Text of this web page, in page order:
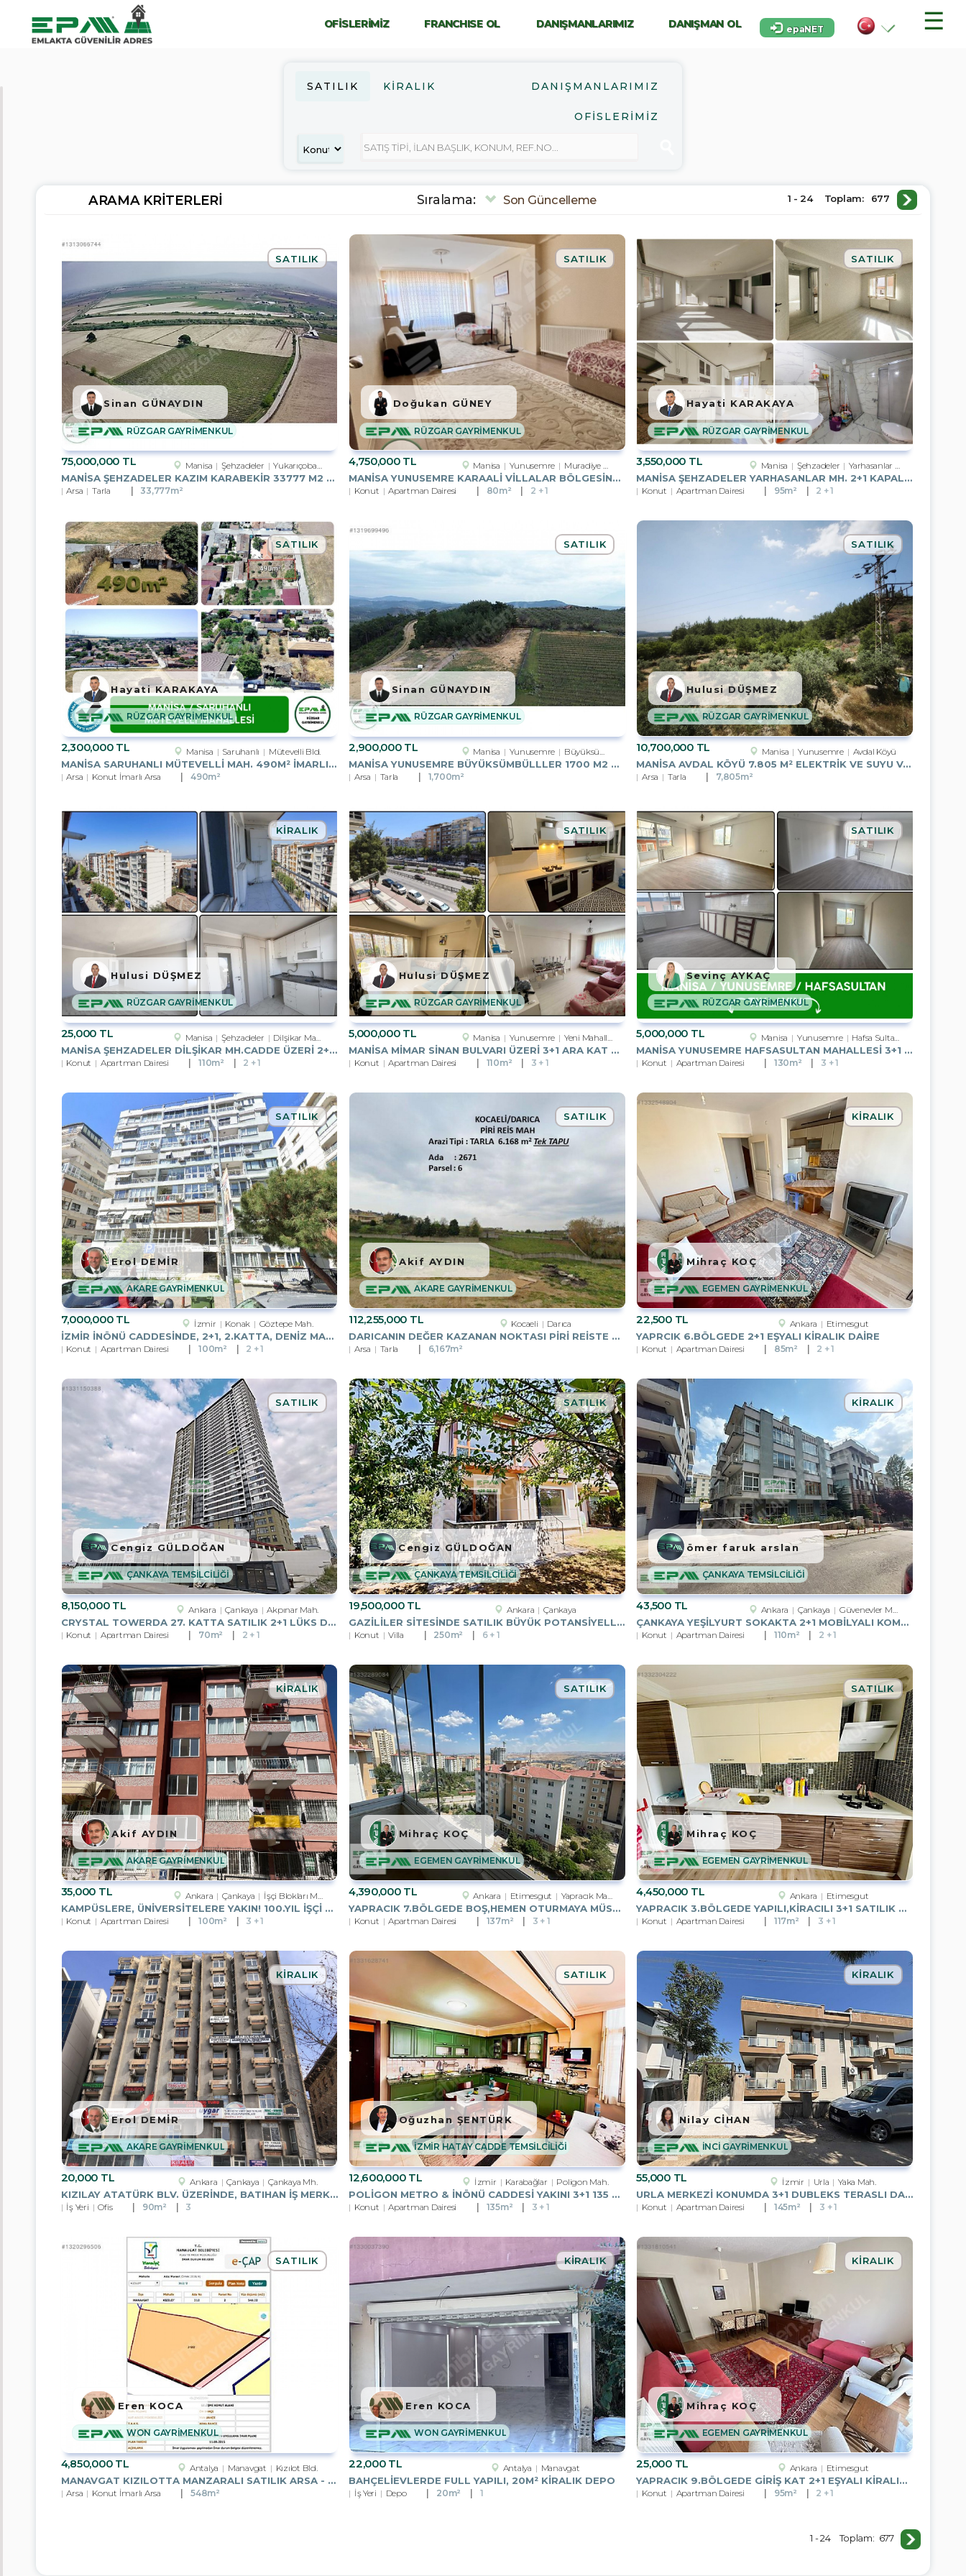
☰
OFİSLERİMİZ FRANCHISE OL DANIŞMANLARIMIZ DANIŞMAN OL epaNET
SATILIK KIRALIK DANIŞMANLARIMIZ
OFİSLERİMİZ
Afyonkarahisar
ARAMA KRITERLERI Sıralama: Son Güncelleme 1 - 24 Toplam: 677
75,000,000 TL Manisa Şehzadeler Yukarıçobanisa Köyü
MANISA ŞEHZADELER KAZIM KARABEKIR 33777 M2 SATILIK BAĞ
SATILIK
Arsa Tarla 33,777m²
RÜZGAR GAYRİMENKUL
Sinan GÜNAYDIN
4,750,000 TL Manisa Yunusemre Muradiye Bld. (Atatürk Mah.)
MANISA YUNUSEMRE KARAALI VILLALAR BÖLGESINDE 2+1 BAHÇE ZEMIN
SATILIK
Konut Apartman Dairesi 80m² 2 + 1
RÜZGAR GAYRİMENKUL
Doğukan GÜNEY
3,550,000 TL Manisa Şehzadeler Yarhasanlar Mah.
MANISA ŞEHZADELER YARHASANLAR MH. 2+1 KAPALI MUTFAK ARAKAT DAIRE
SATILIK
Konut Apartman Dairesi 95m² 2 + 1
RÜZGAR GAYRİMENKUL
Hayati KARAKAYA
2,300,000 TL Manisa Saruhanlı Mütevelli Bld.
MANISA SARUHANLI MÜTEVELLI MAH. 490M² İMARLI ARSA
SATILIK
Arsa Konut İmarlı Arsa 490m²
RÜZGAR GAYRİMENKUL
Hayati KARAKAYA
2,900,000 TL Manisa Yunusemre Büyüksümbüller Köyü
MANISA YUNUSEMRE BÜYÜKSÜMBÜLLLER 1700 M2 TARLA
SATILIK
Arsa Tarla 1,700m²
RÜZGAR GAYRİMENKUL
Sinan GÜNAYDIN
10,700,000 TL Manisa Yunusemre Avdal Köyü
MANISA AVDAL KÖYÜ 7.805 M² ELEKTRIK VE SUYU VAR YOLA CEPHELI
SATILIK
Arsa Tarla 7,805m²
RÜZGAR GAYRİMENKUL
Hulusi DÜŞMEZ
25,000 TL Manisa Şehzadeler Dilşikar Mah.
MANISA ŞEHZADELER DILŞIKAR MH.CADDE ÜZERI 2+1 ASANSÖRLÜ KIRALIK
KIRALIK
Konut Apartman Dairesi 110m² 2 + 1
RÜZGAR GAYRİMENKUL
Hulusi DÜŞMEZ
5,000,000 TL Manisa Yunusemre Yeni Mahalle Mah.
MANISA MIMAR SINAN BULVARI ÜZERI 3+1 ARA KAT ASANSÖRLÜ SATILIK
SATILIK
Konut Apartman Dairesi 110m² 3 + 1
RÜZGAR GAYRİMENKUL
Hulusi DÜŞMEZ
5,000,000 TL Manisa Yunusemre Hafsa Sultan Mah.
MANISA YUNUSEMRE HAFSASULTAN MAHALLESI 3+1 KAPALI MUTFAK SATILIK
SATILIK
Konut Apartman Dairesi 130m² 3 + 1
RÜZGAR GAYRİMENKUL
Sevinç AYKAÇ
7,000,000 TL İzmir Konak Göztepe Mah.
İZMIR İNÖNÜ CADDESINDE, 2+1, 2.KATTA, DENIZ MANZARALI
SATILIK
Konut Apartman Dairesi 100m² 2 + 1
AKARE GAYRİMENKUL
Erol DEMİR
112,255,000 TL Kocaeli Darıca
DARICANIN DEĞER KAZANAN NOKTASI PIRI REISTE 6.167.82 M2 PARSEL
SATILIK
Arsa Tarla 6,167m²
AKARE GAYRİMENKUL
Akif AYDIN
22,500 TL Ankara Etimesgut
YAPRCIK 6.BÖLGEDE 2+1 EŞYALI KİRALIK DAİRE
KIRALIK
Konut Apartman Dairesi 85m² 2 + 1
EGEMEN GAYRİMENKUL
Mihraç KOÇ
8,150,000 TL Ankara Çankaya Akpınar Mah.
CRYSTAL TOWERDA 27. KATTA SATILIK 2+1 LÜKS DAİRE
SATILIK
Konut Apartman Dairesi 70m² 2 + 1
ÇANKAYA TEMSİLCİLİĞİ
Cengiz GÜLDOĞAN
19,500,000 TL Ankara Çankaya
GAZİLİLER SİTESİNDE SATILIK BÜYÜK POTANSİYELLİ VİLLA
SATILIK
Konut Villa 250m² 6 + 1
ÇANKAYA TEMSİLCİLİĞİ
Cengiz GÜLDOĞAN
43,500 TL Ankara Çankaya Güvenevler Mah.
ÇANKAYA YEŞİLYURT SOKAKTA 2+1 MOBİLYALI KOMBİLİ DAİRE
KIRALIK
Konut Apartman Dairesi 110m² 2 + 1
ÇANKAYA TEMSİLCİLİĞİ
ömer faruk arslan
35,000 TL Ankara Çankaya İşçi Blokları Mah.
KAMPÜSLERE, ÜNİVERSİTELERE YAKIN! 100.YIL İŞÇI BLOKLARI`NDA 2+L
KIRALIK
Konut Apartman Dairesi 100m² 3 + 1
AKARE GAYRİMENKUL
Akif AYDIN
4,390,000 TL Ankara Etimesgut Yapracık Mah.
YAPRACIK 7.BÖLGEDE BOŞ,HEMEN OTURMAYA MÜSAİT 3+1 SATILIK DAİRE
SATILIK
Konut Apartman Dairesi 137m² 3 + 1
EGEMEN GAYRİMENKUL
Mihraç KOÇ
4,450,000 TL Ankara Etimesgut
YAPRACIK 3.BÖLGEDE YAPILI,KİRACILI 3+1 SATILIK DAİRE
SATILIK
Konut Apartman Dairesi 117m² 3 + 1
EGEMEN GAYRİMENKUL
Mihraç KOÇ
20,000 TL Ankara Çankaya Çankaya Mh.
KIZILAY ATATÜRK BLV. ÜZERINDE, BATIHAN İŞ MERKEZINDE, 6.KATTA
KIRALIK
İş Yeri Ofis 90m² 3
AKARE GAYRİMENKUL
Erol DEMİR
12,600,000 TL İzmir Karabağlar Poligon Mah.
POLİGON METRO & İNÖNÜ CADDESİ YAKINI 3+1 135 M2 SATILIK DAİRE
SATILIK
Konut Apartman Dairesi 135m² 3 + 1
İZMİR HATAY CADDE TEMSİLCİLİĞİ
Oğuzhan ŞENTÜRK
55,000 TL İzmir Urla Yaka Mah.
URLA MERKEZI KONUMDA 3+1 DUBLEKS TERASLI DAIRE KIRALIK
KIRALIK
Konut Apartman Dairesi 145m² 3 + 1
İNCİ GAYRİMENKUL
Nilay CİHAN
4,850,000 TL Antalya Manavgat Kızılot Bld.
MANAVGAT KIZILOTTA MANZARALI SATILIK ARSA - YATIRIM FIRSATI
SATILIK
Arsa Konut İmarlı Arsa 548m²
WON GAYRİMENKUL
Eren KOCA
22,000 TL Antalya Manavgat
BAHÇELIEVLERDE FULL YAPILI, 20M² KIRALIK DEPO
KIRALIK
İş Yeri Depo 20m² 1
WON GAYRİMENKUL
Eren KOCA
25,000 TL Ankara Etimesgut
YAPRACIK 9.BÖLGEDE GİRİŞ KAT 2+1 EŞYALI KİRALIK DAİRE
KIRALIK
Konut Apartman Dairesi 95m² 2 + 1
EGEMEN GAYRİMENKUL
Mihraç KOÇ
1 - 24 Toplam: 677